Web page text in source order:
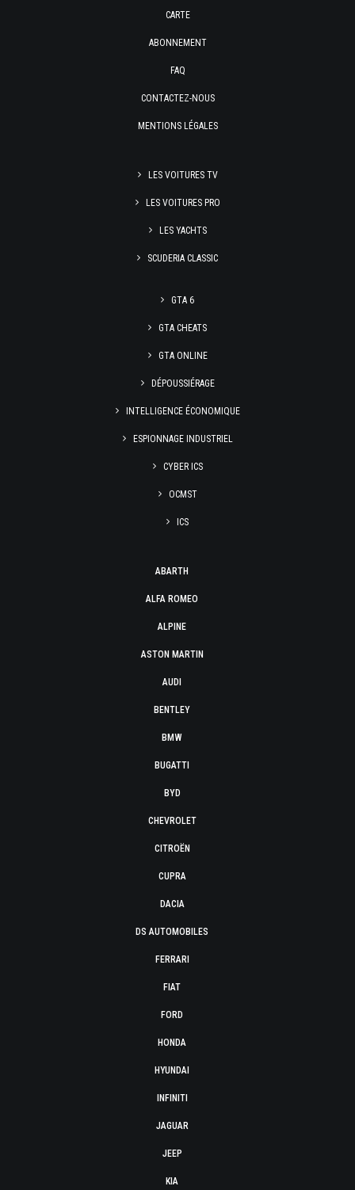
CARTE
ABONNEMENT
FAQ
CONTACTEZ-NOUS
MENTIONS LÉGALES
LES VOITURES TV
LES VOITURES PRO
LES YACHTS
SCUDERIA CLASSIC
GTA 6
GTA CHEATS
GTA ONLINE
DÉPOUSSIÉRAGE
INTELLIGENCE ÉCONOMIQUE
ESPIONNAGE INDUSTRIEL
CYBER ICS
OCMST
ICS
ABARTH
ALFA ROMEO
ALPINE
ASTON MARTIN
AUDI
BENTLEY
BMW
BUGATTI
BYD
CHEVROLET
CITROËN
CUPRA
DACIA
DS AUTOMOBILES
FERRARI
FIAT
FORD
HONDA
HYUNDAI
INFINITI
JAGUAR
JEEP
KIA